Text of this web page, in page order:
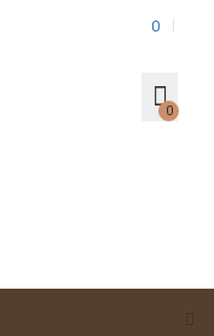
0
0